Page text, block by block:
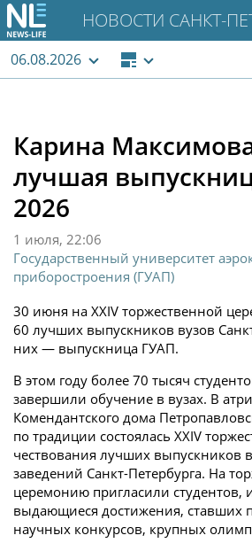
НОВОСТИ САНКТ-
06.08.2026
Карина
лучшая
2026
1 июля, 22:06
Государственный университет
приборостроения (ГУАП)
30 июня на XXIV торжественной
60 лучших выпускников вузов
них — выпускница ГУАП.
В этом году более 70 тысяч
завершили обучение в вузах. В
Комендантского дома
по традиции состоялась XXIV
чествования лучших выпускников
заведений Санкт-Петербурга. На
церемонию пригласили
выдающиеся достижения, ставших
научных конкурсов, крупных